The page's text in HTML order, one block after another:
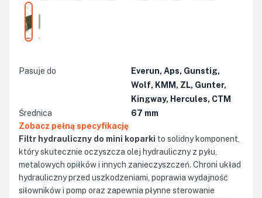
Pasuje do
Everun, Aps, Gunstig,
Wolf, KMM, ZL, Gunter,
Kingway, Hercules, CTM
Średnica
67 mm
Zobacz pełną specyfikację
Filtr hydrauliczny do mini koparki to solidny komponent,
który skutecznie oczyszcza olej hydrauliczny z pyłu,
metalowych opiłków i innych zanieczyszczeń. Chroni układ
hydrauliczny przed uszkodzeniami, poprawia wydajność
siłowników i pomp oraz zapewnia płynne sterowanie